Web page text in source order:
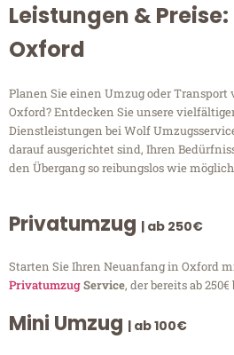
Leistungen &
Oxford
Planen Sie einen Umzug oder
Oxford? Entdecken Sie unsere
Dienstleistungen bei Wolf
darauf ausgerichtet sind, Ihren
den Übergang so reibungslos wie
Privatumzug | ab 250€
Starten Sie Ihren Neuanfang in Oxford
PrivatumzugService, der bereits ab
Mini Umzug | ab 100€